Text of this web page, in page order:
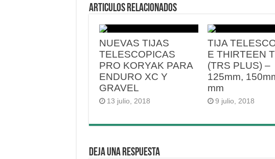
Articulos relacionados
NUEVAS TIJAS
TELESCOPICAS
PRO KORYAK PARA
ENDURO XC Y
GRAVEL
13 julio, 2018
TIJA
E THIRTEEN
(TRS PLUS) –
125mm,
mm
9 julio, 2018
Deja una respuesta